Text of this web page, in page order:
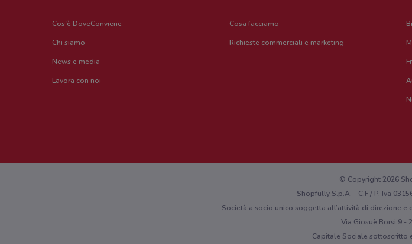
Cos'è DoveConviene
Chi siamo
News e media
Lavora con noi
Cosa facciamo
Richieste commerciali e marketing
© Copyright 2026
Shopfully S.p.A. - C.F / P. Iva
Società a socio unico soggetta all’attività di direzione
Via Giosuè Borsi 9 -
Capitale Sociale sottoscritto